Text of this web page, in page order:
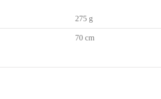
275 g
70 cm